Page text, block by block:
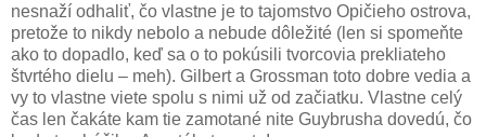
nesnaží odhaliť, čo vlastne je to tajomstvo Opičieho ostrova,
pretože to nikdy nebolo a nebude dôležité (len si spomeňte
ako to dopadlo, keď sa o to pokúsili tvorcovia prekliateho
štvrtého dielu – meh). Gilbert a Grossman toto dobre vedia a
vy to vlastne viete spolu s nimi už od začiatku. Vlastne celý
čas len čakáte kam tie zamotané nite Guybrusha dovedú, čo